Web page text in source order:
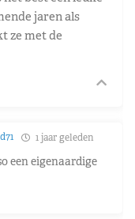
jaren als
ze met de
1 jaar geleden
een eigenaardige